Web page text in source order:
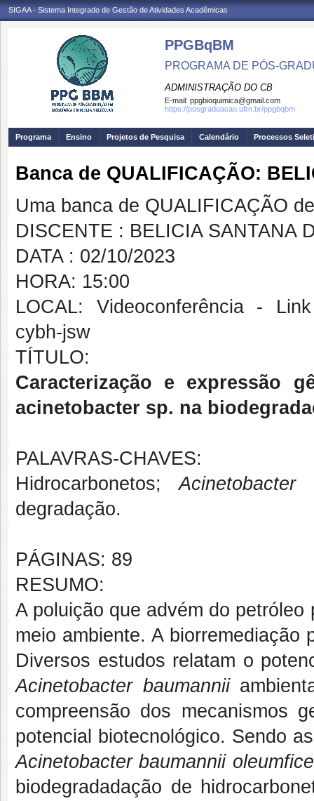
SIGAA - Sistema Integrado de Gestão de Atividades Acadêmicas
PPGBqBM
PROGRAMA DE PÓS-
ADMINISTRAÇÃO DO CB
E-mail: ppgbioquimica@gmail.com
https://posgraduacao.ufrn.br/ppgbqbm
Programa Ensino Projetos de Pesquisa Calendário Processos
Banca de QUALIFICAÇÃO:
Uma banca de QUALIFICAÇÃO
DISCENTE : BELICIA SANTANA
DATA : 02/10/2023
HORA: 15:00
LOCAL: Videoconferência -
cybh-jsw
TÍTULO:
Caracterização e expressão
acinetobacter sp. na
PALAVRAS-CHAVES:
Hidrocarbonetos;Acinetobacter
degradação.
PÁGINAS: 89
RESUMO:
A poluição que advém do
meio ambiente. A biorremediação
Diversos estudos relatam o
Acinetobacter baumannii
compreensão dos mecanismos
potencial biotecnológico. Sendo
Acinetobacter baumannii
biodegradadação de